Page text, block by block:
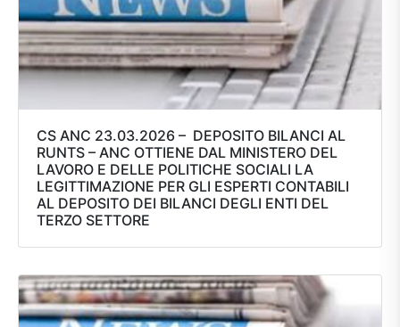
CS ANC 23.03.2026 – DEPOSITO BILANCI AL
RUNTS – ANC OTTIENE DAL MINISTERO DEL
LAVORO E DELLE POLITICHE SOCIALI LA
LEGITTIMAZIONE PER GLI ESPERTI CONTABILI
AL DEPOSITO DEI BILANCI DEGLI ENTI DEL
TERZO SETTORE